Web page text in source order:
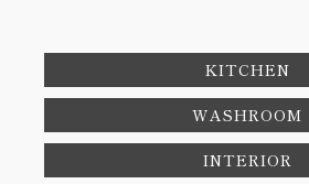
KITCHEN
WASHROOM
INTERIOR